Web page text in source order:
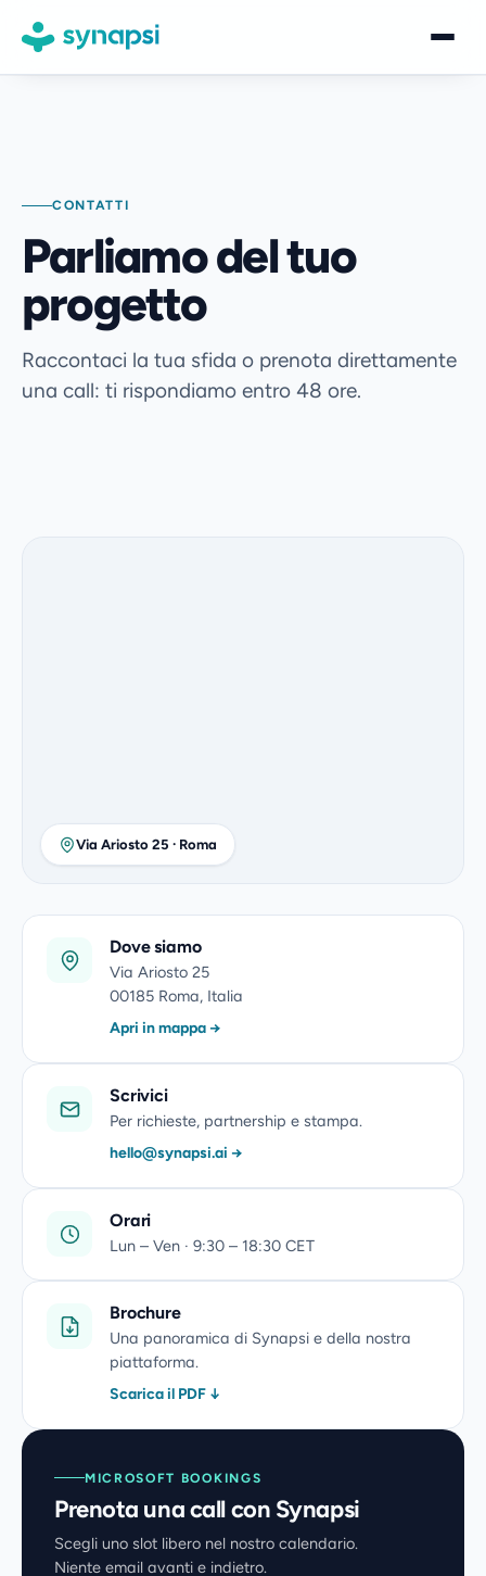
Sicurezza sul lavoro
Trasporti e mobilità
Eventi e strutture
Retail
CONTATTI
Parliamo del tuo
progetto
Raccontaci la tua sfida o prenota direttamente
una call: ti rispondiamo entro 48 ore.
Dove siamo
Via Ariosto 25
00185 Roma, Italia
Apri in mappa →
Scrivici
Per richieste, partnership e stampa.
hello@synapsi.ai →
Orari
Lun – Ven · 9:30 – 18:30 CET
Brochure
Una panoramica di Synapsi e della nostra
piattaforma.
Scarica il PDF ↓
MICROSOFT BOOKINGS
Prenota una call con Synapsi
Scegli uno slot libero nel nostro calendario.
Niente email avanti e indietro.
Via Ariosto 25 · Roma